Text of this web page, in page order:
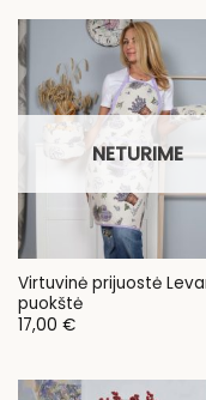
NETURIME
Virtuvinė prijuostė
puokštė
17,00 €